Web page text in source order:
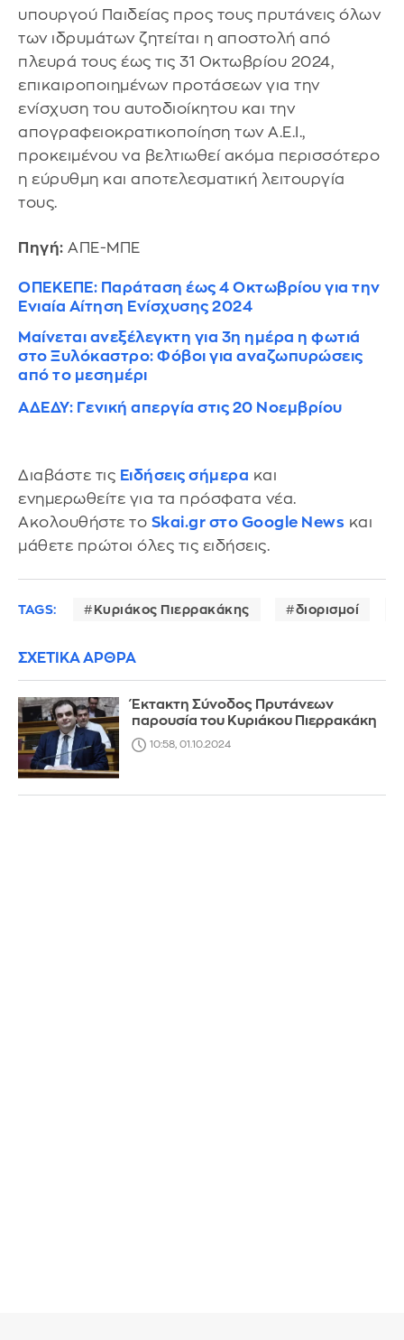
υπουργού Παιδείας προς τους πρυτάνεις όλων
των ιδρυμάτων ζητείται η αποστολή από
πλευρά τους έως τις 31 Οκτωβρίου 2024,
επικαιροποιημένων προτάσεων για την
ενίσχυση του αυτοδιοίκητου και την
απογραφειοκρατικοποίηση των Α.Ε.Ι.,
προκειμένου να βελτιωθεί ακόμα περισσότερο
η εύρυθμη και αποτελεσματική λειτουργία
τους.
Πηγή: ΑΠΕ-ΜΠΕ
ΟΠΕΚΕΠΕ: Παράταση έως 4 Οκτωβρίου για την
Ενιαία Αίτηση Ενίσχυσης 2024
Μαίνεται ανεξέλεγκτη για 3η ημέρα η φωτιά
στο Ξυλόκαστρο: Φόβοι για αναζωπυρώσεις
από το μεσημέρι
ΑΔΕΔΥ: Γενική απεργία στις 20 Νοεμβρίου
Διαβάστε τις Ειδήσεις σήμερα και
ενημερωθείτε για τα πρόσφατα νέα.
Ακολουθήστε το Skai.gr στο Google News και
μάθετε πρώτοι όλες τις ειδήσεις.
TAGS: Κυριάκος Πιερρακάκης διορισμοί
ΣΧΕΤΙΚΑ ΑΡΘΡΑ
Έκτακτη Σύνοδος Πρυτάνεων
παρουσία του Κυριάκου Πιερρακάκη
10:58, 01.10.2024